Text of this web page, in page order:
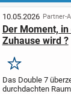
10.05.2026 Partner-
Der Moment,
Zuhause wird ?
Merken
Das Double 7
durchdachten